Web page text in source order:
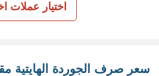
اختيار عملات
سعر صرف الجوردة الهايتية